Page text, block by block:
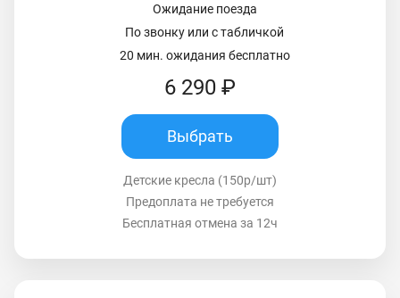
Ожидание поезда
По звонку или с табличкой
20 мин. ожидания бесплатно
6 290 ₽
Выбрать
Детские кресла (150р/шт)
Предоплата не требуется
Бесплатная отмена за 12ч